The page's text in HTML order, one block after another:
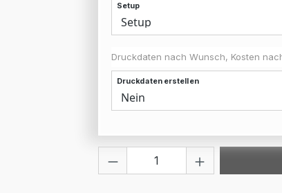
Setup
Druckdaten nach Wunsch, Kosten
Druckdaten erstellen
Produkt Anzahl: Gib